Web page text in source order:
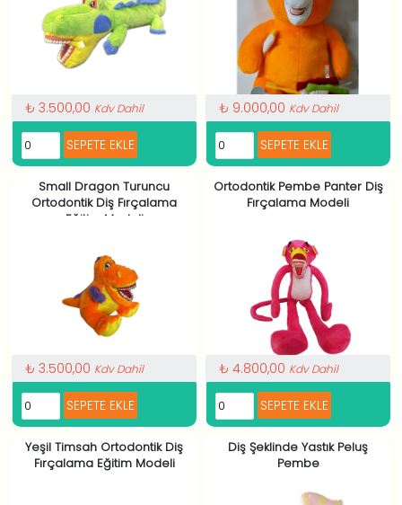
₺ 3.500,00 Kdv Dahil ₺ 9.000,00 Kdv Dahil
Small Dragon Turuncu
Ortodontik Diş Fırçalama
Eğitim Modeli
₺ 3.500,00 Kdv Dahil
Ortodontik Pembe Panter Diş
Fırçalama Modeli
₺ 4.800,00 Kdv Dahil
Yeşil Timsah Ortodontik Diş
Fırçalama Eğitim Modeli
Diş Şeklinde Yastık Peluş
Pembe